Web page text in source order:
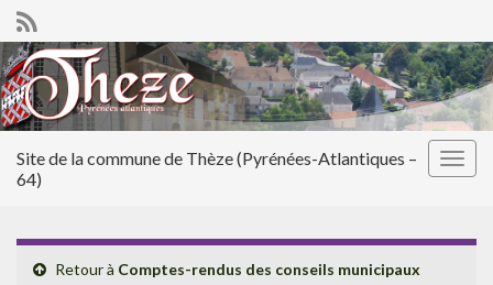
Site de la commune de Thèze (Pyrénées-Atlantiques –
64)
Retour à Comptes-rendus des conseils municipaux